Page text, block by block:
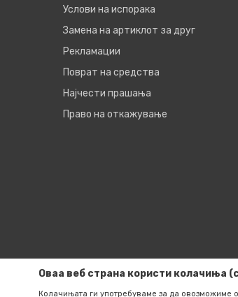
Услови на испорака
Замена на артиклот за друг
Рекламации
Поврат на средства
Најчести прашања
Право на откажување
Оваа веб страна користи колачиња
Колачињата ги употребуваме за да овозможиме